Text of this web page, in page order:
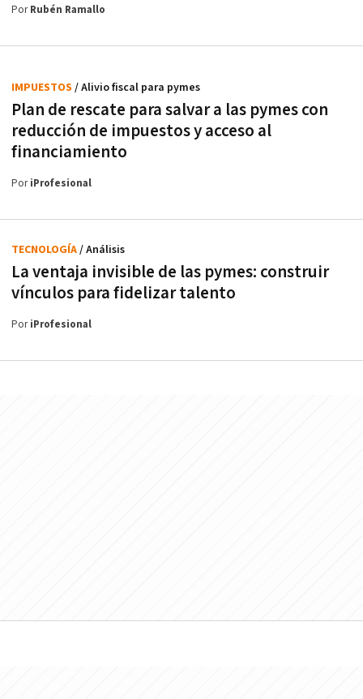
PorRubén Ramallo
Plan de rescate para salvar a las pymes con
reducción de impuestos y acceso al
financiamiento
IMPUESTOS / Alivio fiscal para pymes
PoriProfesional
La ventaja invisible de las pymes: construir
vínculos para fidelizar talento
TECNOLOGÍA/ Análisis
PoriProfesional